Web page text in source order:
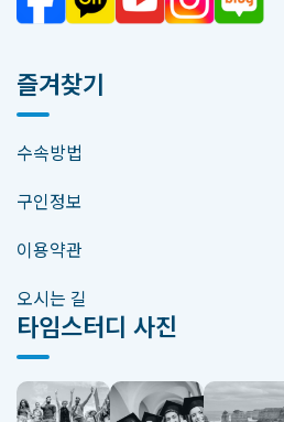
즐겨찾기
수속방법
구인정보
이용약관
오시는 길
타임스터디 사진